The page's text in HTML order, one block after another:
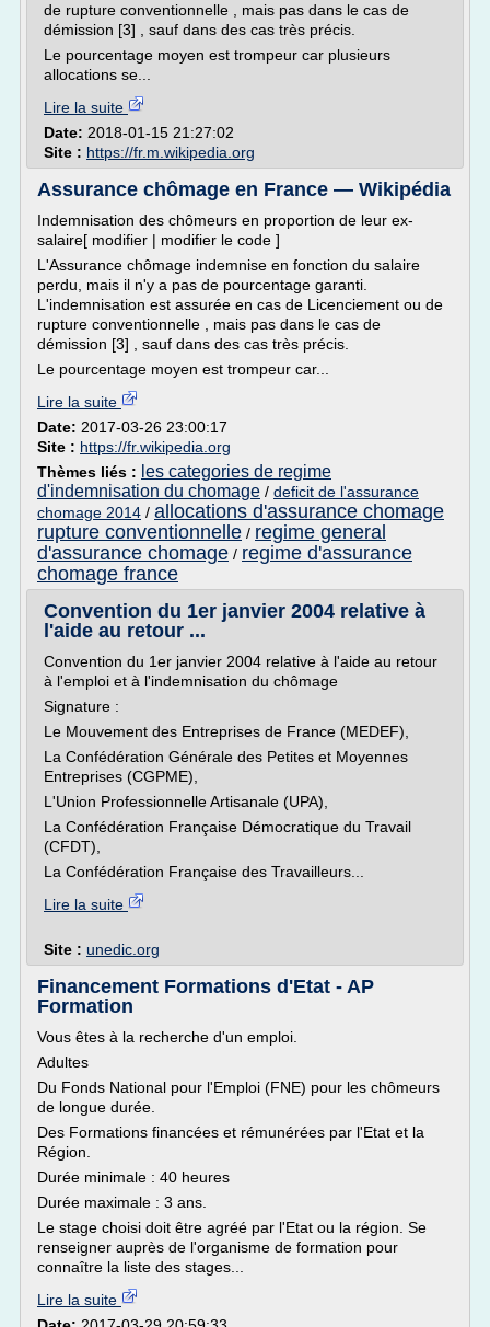
de rupture conventionnelle , mais pas dans le cas de
démission [3] , sauf dans des cas très précis.
Le pourcentage moyen est trompeur car plusieurs
allocations se...
Lire la suite
Date: 2018-01-15 21:27:02
Site : https://fr.m.wikipedia.org
Assurance chômage en France — Wikipédia
Indemnisation des chômeurs en proportion de leur ex-
salaire[ modifier | modifier le code ]
L'Assurance chômage indemnise en fonction du salaire
perdu, mais il n'y a pas de pourcentage garanti.
L'indemnisation est assurée en cas de Licenciement ou de
rupture conventionnelle , mais pas dans le cas de
démission [3] , sauf dans des cas très précis.
Le pourcentage moyen est trompeur car...
Lire la suite
Date: 2017-03-26 23:00:17
Site : https://fr.wikipedia.org
Thèmes liés : les categories de regime
d'indemnisation du chomage / deficit de l'assurance
chomage 2014 / allocations d'assurance chomage
rupture conventionnelle / regime general
d'assurance chomage / regime d'assurance
chomage france
Convention du 1er janvier 2004 relative à
l'aide au retour ...
Convention du 1er janvier 2004 relative à l'aide au retour
à l'emploi et à l'indemnisation du chômage
Signature :
Le Mouvement des Entreprises de France (MEDEF),
La Confédération Générale des Petites et Moyennes
Entreprises (CGPME),
L'Union Professionnelle Artisanale (UPA),
La Confédération Française Démocratique du Travail
(CFDT),
La Confédération Française des Travailleurs...
Lire la suite
Site : unedic.org
Financement Formations d'Etat - AP
Formation
Vous êtes à la recherche d'un emploi.
Adultes
Du Fonds National pour l'Emploi (FNE) pour les chômeurs
de longue durée.
Des Formations financées et rémunérées par l'Etat et la
Région.
Durée minimale : 40 heures
Durée maximale : 3 ans.
Le stage choisi doit être agréé par l'Etat ou la région. Se
renseigner auprès de l'organisme de formation pour
connaître la liste des stages...
Lire la suite